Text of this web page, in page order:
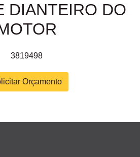
DIANTEIRO DO
3819498
Orçamento